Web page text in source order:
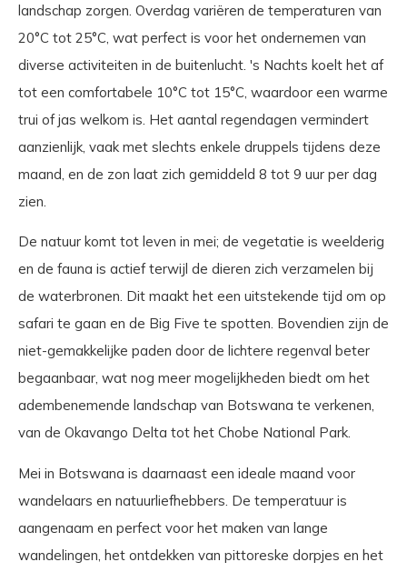
landschap zorgen. Overdag variëren de temperaturen van
20°C tot 25°C, wat perfect is voor het ondernemen van
diverse activiteiten in de buitenlucht. 's Nachts koelt het af
tot een comfortabele 10°C tot 15°C, waardoor een warme
trui of jas welkom is. Het aantal regendagen vermindert
aanzienlijk, vaak met slechts enkele druppels tijdens deze
maand, en de zon laat zich gemiddeld 8 tot 9 uur per dag
zien.
De natuur komt tot leven in mei; de vegetatie is weelderig
en de fauna is actief terwijl de dieren zich verzamelen bij
de waterbronen. Dit maakt het een uitstekende tijd om op
safari te gaan en de Big Five te spotten. Bovendien zijn de
niet-gemakkelijke paden door de lichtere regenval beter
begaanbaar, wat nog meer mogelijkheden biedt om het
adembenemende landschap van Botswana te verkenen,
van de Okavango Delta tot het Chobe National Park.
Mei in Botswana is daarnaast een ideale maand voor
wandelaars en natuurliefhebbers. De temperatuur is
aangenaam en perfect voor het maken van lange
wandelingen, het ontdekken van pittoreske dorpjes en het